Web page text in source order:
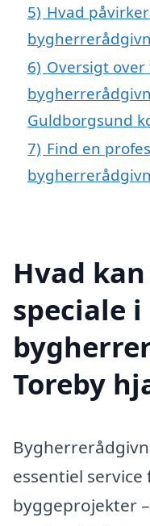
5) Hvad
6) Oversigt
Guldborgsund
7) Find en
Hvad
speciale i
Toreby
essentiel
byggeprojekter